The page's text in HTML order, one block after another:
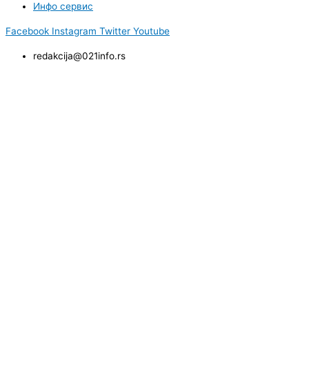
Инфо сервис
Facebook Instagram Twitter Youtube
redakcija@021info.rs